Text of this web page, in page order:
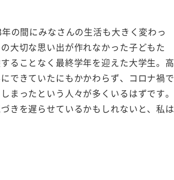
の間にみなさんの生活も大きく変わっ
大切な思い出が作れなかった子どもた
ることなく最終学年を迎えた大学生。高
できていたにもかかわらず、コロナ禍で
まったという人々が多くいるはずです。
きを遅らせているかもしれないと、私は